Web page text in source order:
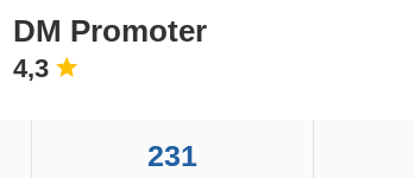
DM Promoter
4,3
231